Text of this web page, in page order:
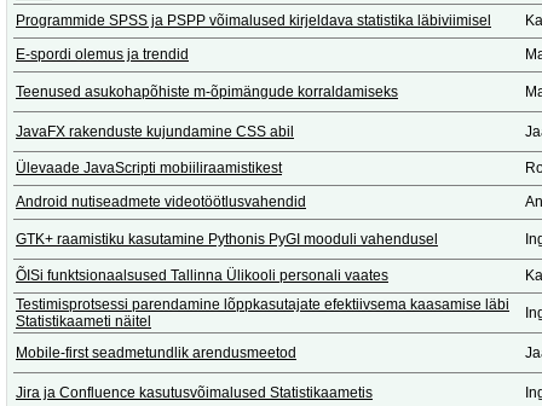
Programmide SPSS ja PSPP võimalused kirjeldava statistika läbiviimisel
E-spordi olemus ja trendid
Teenused asukohapõhiste m-õpimängude korraldamiseks
JavaFX rakenduste kujundamine CSS abil
Ülevaade JavaScripti mobiiliraamistikest
Android nutiseadmete videotöötlusvahendid
GTK+ raamistiku kasutamine Pythonis PyGI mooduli vahendusel
ÕISi funktsionaalsused Tallinna Ülikooli personali vaates
Testimisprotsessi parendamine lõppkasutajate efektiivsema kaasamise läbi
Statistikaameti näitel
Mobile-first seadmetundlik arendusmeetod
Jira ja Confluence kasutusvõimalused Statistikaametis